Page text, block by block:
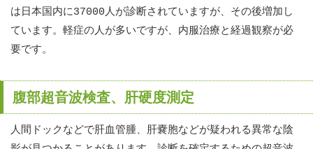
は日本国内に37000人が診断されていますが、その後増加し
ています。軽症の人が多いですが、内服治療と経過観察が必
要です。
腹部超音波検査、肝硬度測定
人間ドックなどで肝血管腫、肝嚢胞などが疑われる異常な陰